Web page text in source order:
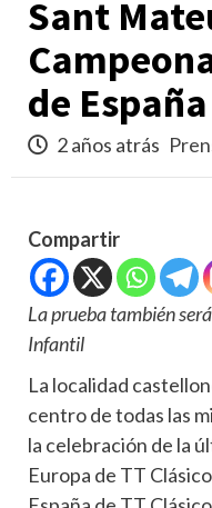
Sant
de
2 años atrás
Compartir
La prueba también
Infantil
La localidad
centro de todas las
la celebración de la
Europa de TT